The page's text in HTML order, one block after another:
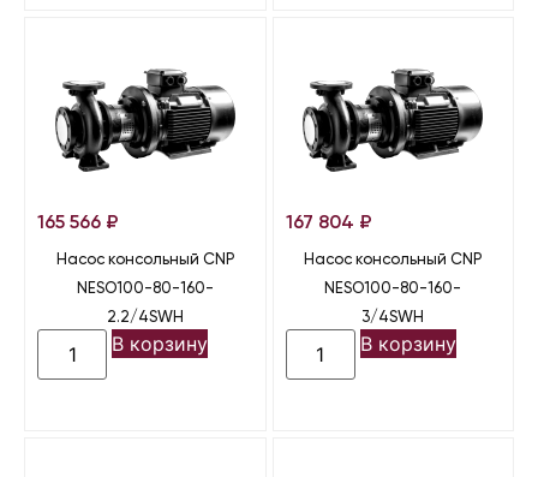
165 566 ₽
Насос консольный CNP
NESO100-80-160-
2.2/4SWH
В корзину
167 804 ₽
Насос консольный CNP
NESO100-80-160-
3/4SWH
В корзину